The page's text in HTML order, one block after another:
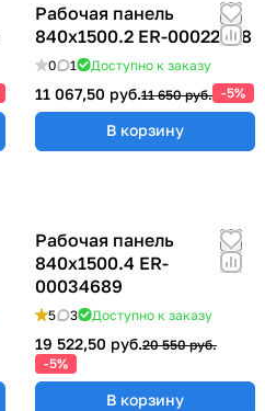
Рабочая панель
840х1500.2 ER-00022378
0 1 Доступно к заказу
11 067,50 руб.11 650 руб. -5%
В корзину
Рабочая панель
840х1500.4 ER-
00034689
5 3 Доступно к заказу
19 522,50 руб.20 550 руб.
-5%
В корзину